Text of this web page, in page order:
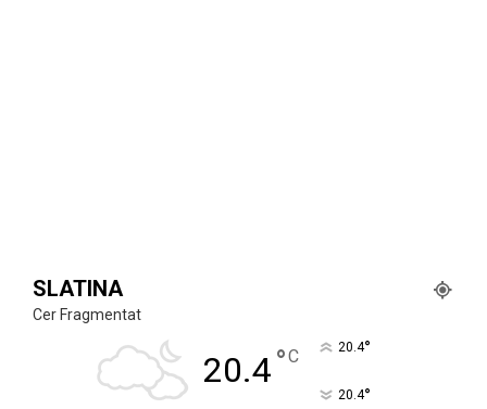
SLATINA
Cer Fragmentat
20.4°C 20.4°
20.4°